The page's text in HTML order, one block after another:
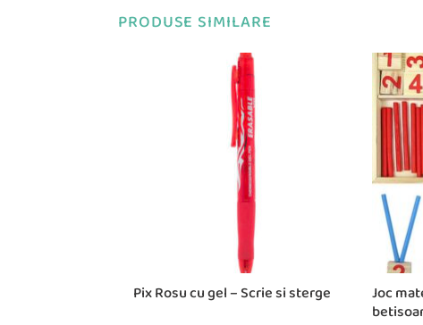
PRODUSE SIMILARE
Pix Rosu cu gel – Scrie si sterge
Joc